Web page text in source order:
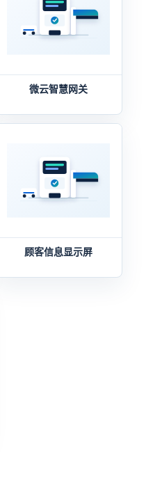
微云智慧网关
顾客信息显示屏